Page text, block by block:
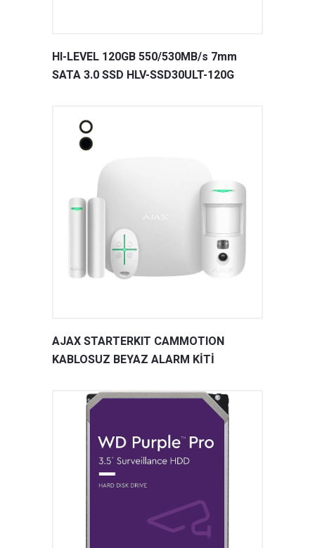
HI-LEVEL 120GB 550/530MB/s 7mm
SATA 3.0 SSD HLV-SSD30ULT-120G
AJAX STARTERKIT CAMMOTION
KABLOSUZ BEYAZ ALARM KİTİ